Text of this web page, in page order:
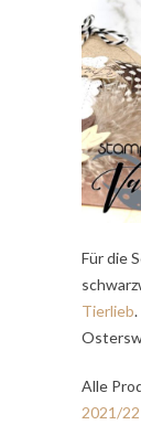
Für die
Tierlieb
Alle
2021/22